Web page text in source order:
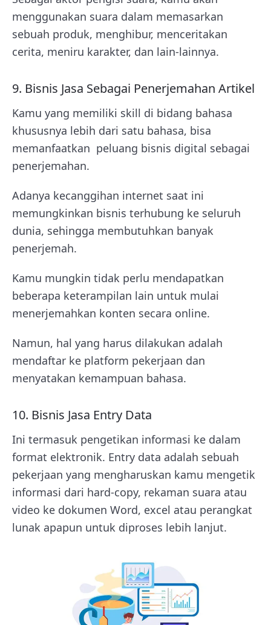
menggunakan suara dalam memasarkan
sebuah produk, menghibur, menceritakan
cerita, meniru karakter, dan lain-lainnya.
9. Bisnis Jasa Sebagai Penerjemahan Artikel
Kamu yang memiliki skill di bidang bahasa
khususnya lebih dari satu bahasa, bisa
memanfaatkan peluang bisnis digital sebagai
penerjemahan.
Adanya kecanggihan internet saat ini
memungkinkan bisnis terhubung ke seluruh
dunia, sehingga membutuhkan banyak
penerjemah.
Kamu mungkin tidak perlu mendapatkan
beberapa keterampilan lain untuk mulai
menerjemahkan konten secara online.
Namun, hal yang harus dilakukan adalah
mendaftar ke platform pekerjaan dan
menyatakan kemampuan bahasa.
10. Bisnis Jasa Entry Data
Ini termasuk pengetikan informasi ke dalam
format elektronik. Entry data adalah sebuah
pekerjaan yang mengharuskan kamu mengetik
informasi dari hard-copy, rekaman suara atau
video ke dokumen Word, excel atau perangkat
lunak apapun untuk diproses lebih lanjut.